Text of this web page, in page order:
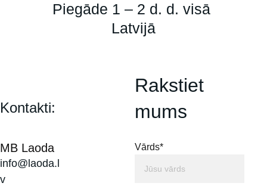
Rakstiet
mums
Vārds*
MB Laoda
Kontakti:
info@laoda.l
v
Piegāde 1 – 2 d. d. visā
Latvijā